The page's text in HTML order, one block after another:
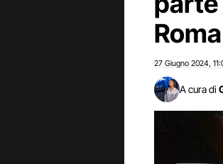
Roma
27 Giugno 2024
A cura di